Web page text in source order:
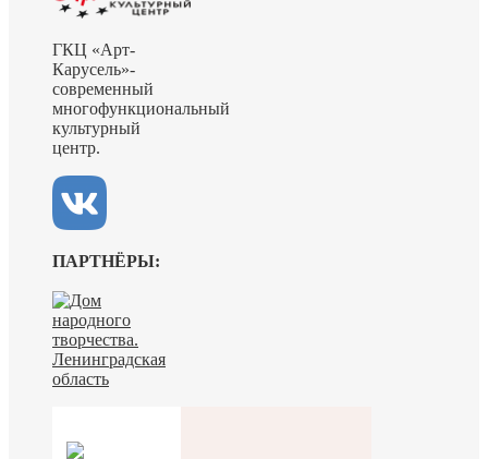
ГКЦ «Арт-
Карусель»-
современный
многофункциональный
культурный
центр.
ПАРТНЁРЫ: